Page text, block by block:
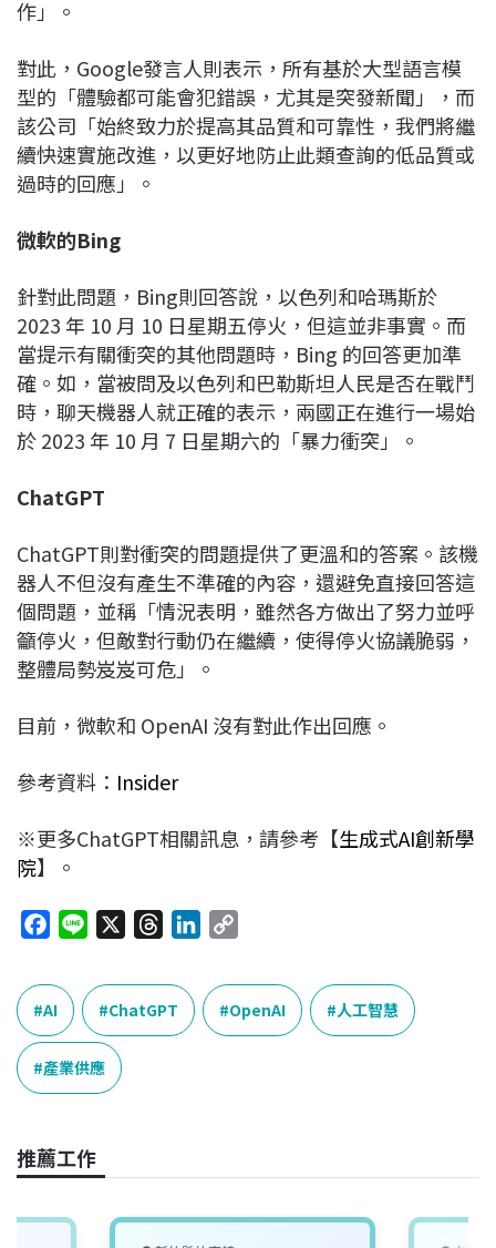
作」。
對此，Google發言人則表示，所有基於大型語言模
型的「體驗都可能會犯錯誤，尤其是突發新聞」，而
該公司「始終致力於提高其品質和可靠性，我們將繼
續快速實施改進，以更好地防止此類查詢的低品質或
過時的回應」。
微軟的Bing
針對此問題，Bing則回答說，以色列和哈瑪斯於
2023 年 10 月 10 日星期五停火，但這並非事實。而
當提示有關衝突的其他問題時，Bing 的回答更加準
確。如，當被問及以色列和巴勒斯坦人民是否在戰鬥
時，聊天機器人就正確的表示，兩國正在進行一場始
於 2023 年 10 月 7 日星期六的「暴力衝突」。
ChatGPT
ChatGPT則對衝突的問題提供了更溫和的答案。該機
器人不但沒有產生不準確的內容，還避免直接回答這
個問題，並稱「情況表明，雖然各方做出了努力並呼
籲停火，但敵對行動仍在繼續，使得停火協議脆弱，
整體局勢岌岌可危」。
目前，微軟和 OpenAI 沒有對此作出回應。
參考資料： Insider
※更多ChatGPT相關訊息，請參考【生成式AI創新學
院】。
c
e
b
o
o
n
r
e
a
k
p
y
L
AI ChatGPT OpenAI 人工智慧
產業供應
推薦工作